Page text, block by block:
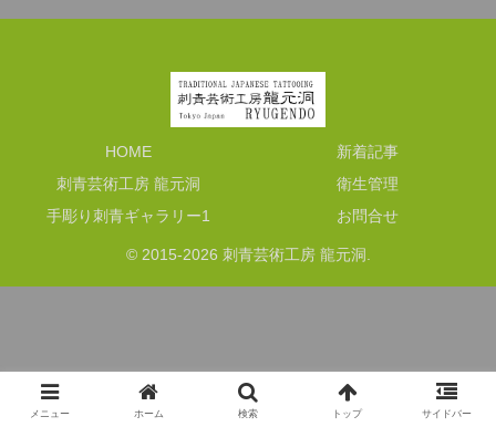
HOME
新着記事
刺青芸術工房 龍元洞
衛生管理
手彫り刺青ギャラリー1
お問合せ
© 2015-2026 刺青芸術工房 龍元洞.
メニュー ホーム 検索 トップ サイドバー